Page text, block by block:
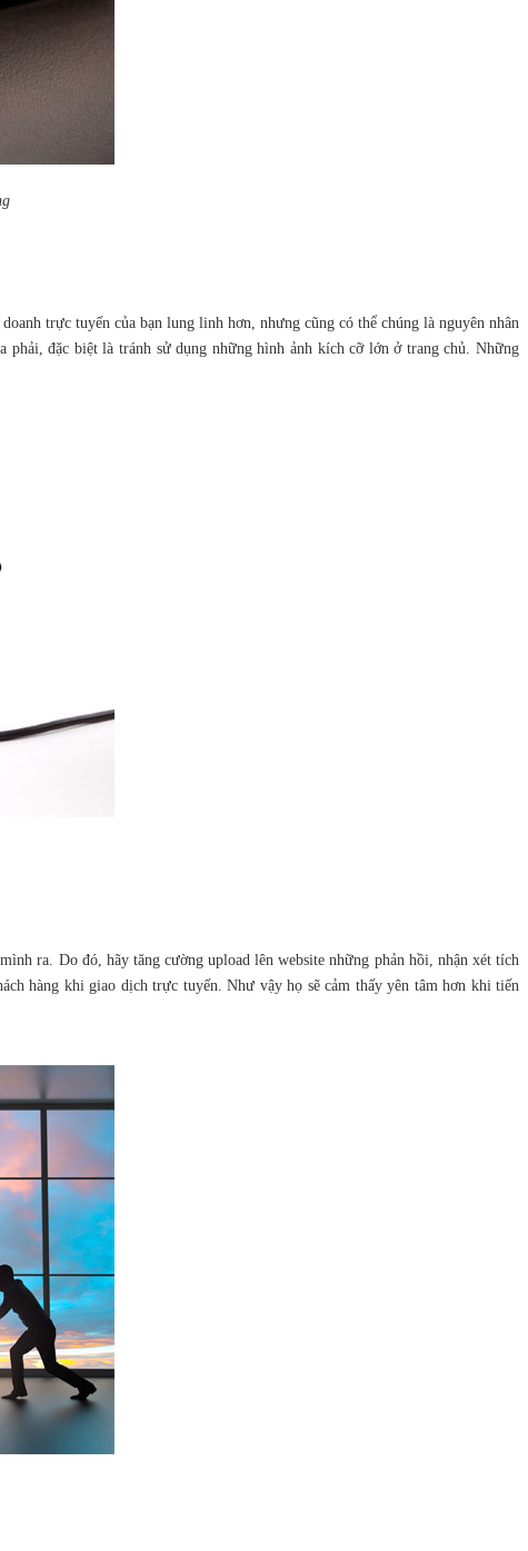
trực tuyến của bạn lung linh hơn, nhưng cũng có thể chúng là nguyên nhân
đặc biệt là tránh sử dụng những hình ảnh kích cỡ lớn ở trang chủ. Những
ra. Do đó, hãy tăng cường upload lên website những phản hồi, nhận xét tích
hàng khi giao dịch trực tuyến. Như vậy họ sẽ cảm thấy yên tâm hơn khi tiến